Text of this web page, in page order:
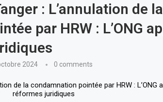
: L’annulation de la
par HRW : L’ONG
2024 0 comments